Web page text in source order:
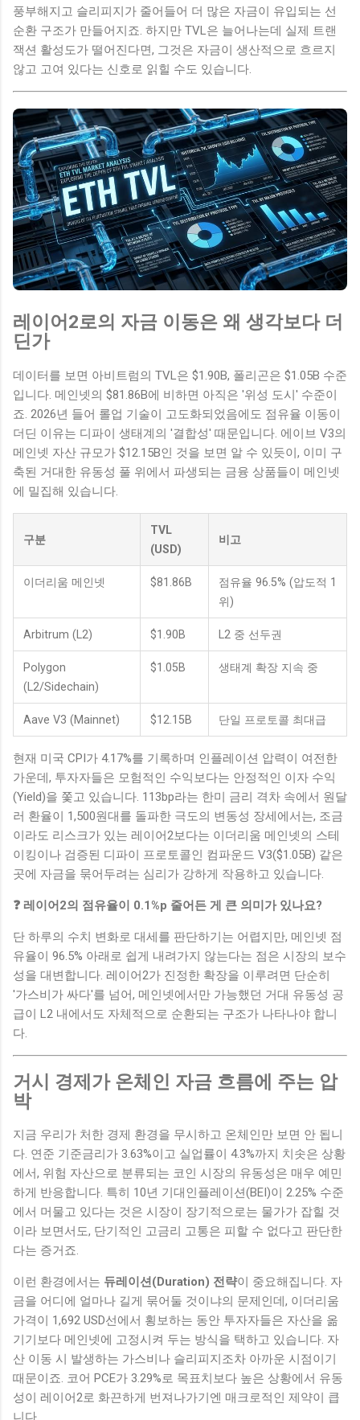
풍부해지고 슬리피지가 줄어들어 더 많은 자금이 유입되는 선
순환 구조가 만들어지죠. 하지만 TVL은 늘어나는데 실제 트랜
잭션 활성도가 떨어진다면, 그것은 자금이 생산적으로 흐르지
않고 고여 있다는 신호로 읽힐 수도 있습니다.
레이어2로의 자금 이동은 왜 생각보다 더
딘가
데이터를 보면 아비트럼의 TVL은 $1.90B, 폴리곤은 $1.05B 수준
입니다. 메인넷의 $81.86B에 비하면 아직은 '위성 도시' 수준이
죠. 2026년 들어 롤업 기술이 고도화되었음에도 점유율 이동이
더딘 이유는 디파이 생태계의 '결합성' 때문입니다. 에이브 V3의
메인넷 자산 규모가 $12.15B인 것을 보면 알 수 있듯이, 이미 구
축된 거대한 유동성 풀 위에서 파생되는 금융 상품들이 메인넷
에 밀집해 있습니다.
구분
TVL
(USD)
비고
이더리움 메인넷 $81.86B
점유율 96.5% (압도적 1
위)
Arbitrum (L2) $1.90B L2 중 선두권
Polygon
(L2/Sidechain)
$1.05B 생태계 확장 지속 중
Aave V3 (Mainnet) $12.15B 단일 프로토콜 최대급
현재 미국 CPI가 4.17%를 기록하며 인플레이션 압력이 여전한
가운데, 투자자들은 모험적인 수익보다는 안정적인 이자 수익
(Yield)을 쫓고 있습니다. 113bp라는 한미 금리 격차 속에서 원달
러 환율이 1,500원대를 돌파한 극도의 변동성 장세에서는, 조금
이라도 리스크가 있는 레이어2보다는 이더리움 메인넷의 스테
이킹이나 검증된 디파이 프로토콜인 컴파운드 V3($1.05B) 같은
곳에 자금을 묶어두려는 심리가 강하게 작용하고 있습니다.
❓ 레이어2의 점유율이 0.1%p 줄어든 게 큰 의미가 있나요?
단 하루의 수치 변화로 대세를 판단하기는 어렵지만, 메인넷 점
유율이 96.5% 아래로 쉽게 내려가지 않는다는 점은 시장의 보수
성을 대변합니다. 레이어2가 진정한 확장을 이루려면 단순히
'가스비가 싸다'를 넘어, 메인넷에서만 가능했던 거대 유동성 공
급이 L2 내에서도 자체적으로 순환되는 구조가 나타나야 합니
다.
거시 경제가 온체인 자금 흐름에 주는 압
박
지금 우리가 처한 경제 환경을 무시하고 온체인만 보면 안 됩니
다. 연준 기준금리가 3.63%이고 실업률이 4.3%까지 치솟은 상황
에서, 위험 자산으로 분류되는 코인 시장의 유동성은 매우 예민
하게 반응합니다. 특히 10년 기대인플레이션(BEI)이 2.25% 수준
에서 머물고 있다는 것은 시장이 장기적으로는 물가가 잡힐 것
이라 보면서도, 단기적인 고금리 고통은 피할 수 없다고 판단한
다는 증거죠.
이런 환경에서는 듀레이션(Duration) 전략이 중요해집니다. 자
금을 어디에 얼마나 길게 묶어둘 것이냐의 문제인데, 이더리움
가격이 1,692 USD선에서 횡보하는 동안 투자자들은 자산을 옮
기기보다 메인넷에 고정시켜 두는 방식을 택하고 있습니다. 자
산 이동 시 발생하는 가스비나 슬리피지조차 아까운 시점이기
때문이죠. 코어 PCE가 3.29%로 목표치보다 높은 상황에서 유동
성이 레이어2로 화끈하게 번져나가기엔 매크로적인 제약이 큽
니다.